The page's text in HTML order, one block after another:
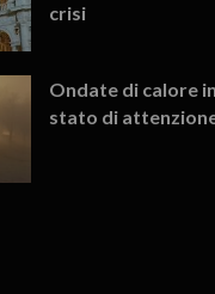
crisi
Ondate di calore
stato di